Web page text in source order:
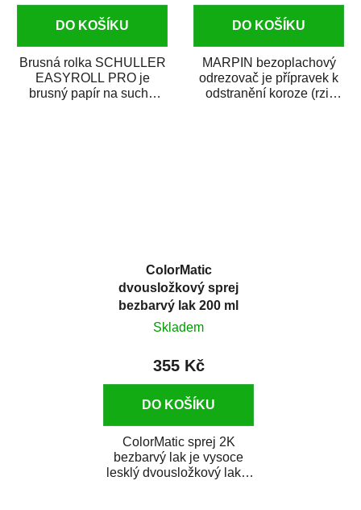
DO KOŠÍKU
Brusná rolka SCHULLER
EASYROLL PRO je
brusný papír na suché
DO KOŠÍKU
MARPIN bezoplachový
odrezovač je přípravek k
odstranění koroze (rzi)
ColorMatic
dvousložkový sprej
bezbarvý lak 200 ml
Skladem
355 Kč
DO KOŠÍKU
ColorMatic sprej 2K
bezbarvý lak je vysoce
lesklý dvousložkový lak s